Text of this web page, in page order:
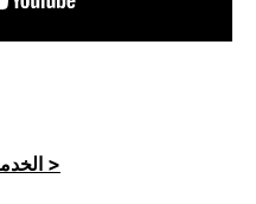
الخدمة الفوتوغرافية للكرسي الرسولي >